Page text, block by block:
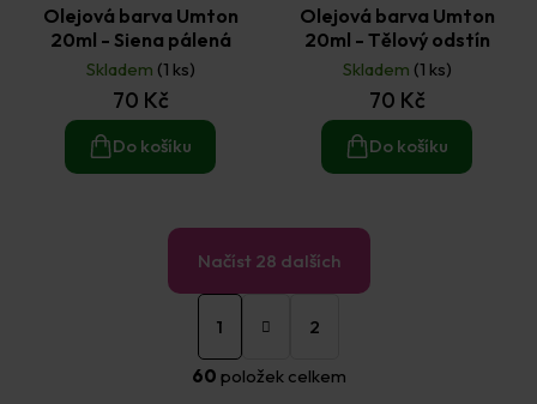
Olejová barva Umton
20ml - Siena pálená
Skladem (1 ks)
70 Kč
Do košíku
Olejová barva Umton
20ml - Tělový odstín
Skladem (1 ks)
70 Kč
Do košíku
O
á
Načíst 28 dalších
S
t
n
1 2
60 položek celkem